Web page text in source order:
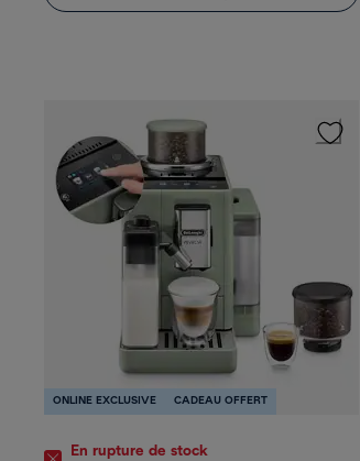
ONLINE EXCLUSIVE CADEAU OFFERT
En rupture de stock